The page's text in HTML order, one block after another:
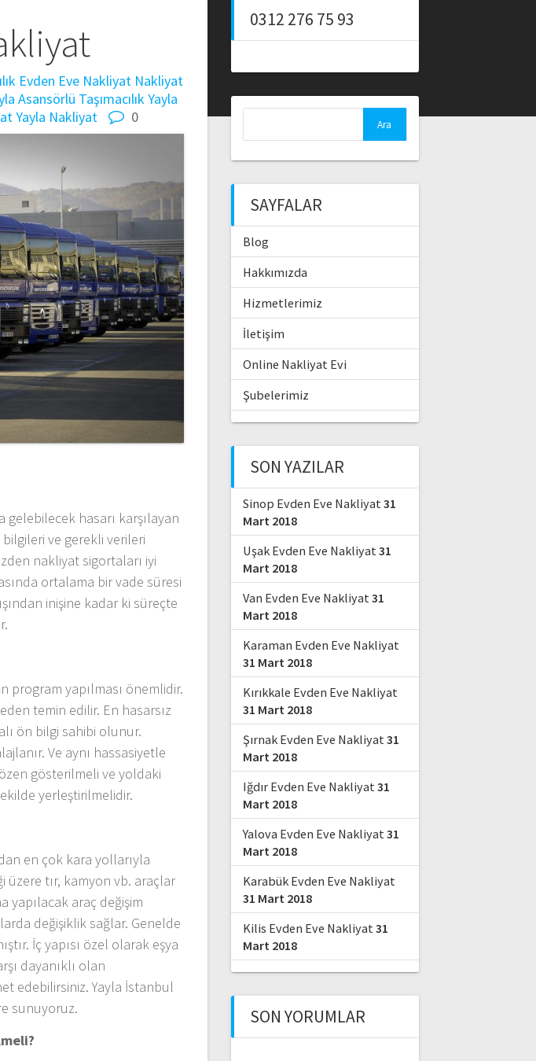
Evden Eve Nakliyat Nakliyat
Asansörlü TaşımacılıkYayla
Yayla Nakliyat 0
gelebilecek hasarı karşılayan
ve gerekli verileri
nakliyat sigortaları iyi
ortalama bir vade süresi
inişine kadar ki süreçte
program yapılması önemlidir.
temin edilir. En hasarsız
ön bilgi sahibi olunur.
Ve aynı hassasiyetle
gösterilmeli ve yoldaki
yerleştirilmelidir.
en çok kara yollarıyla
üzere tır, kamyon vb. araçlar
yapılacak araç değişim
değişiklik sağlar. Genelde
İç yapısı özel olarak eşya
dayanıklı olan
edebilirsiniz. Yayla İstanbul
sunuyoruz.
0312 276 75 93
SAYFALAR
Blog
Hakkımızda
Hizmetlerimiz
İletişim
Online Nakliyat Evi
Şubelerimiz
SON YAZILAR
Sinop Evden Eve Nakliyat31
Mart 2018
Uşak Evden Eve Nakliyat31
Mart 2018
Van Evden Eve Nakliyat31
Mart 2018
Karaman Evden Eve Nakliyat
31 Mart 2018
Kırıkkale Evden Eve Nakliyat
31 Mart 2018
Şırnak Evden Eve Nakliyat31
Mart 2018
Iğdır Evden Eve Nakliyat31
Mart 2018
Yalova Evden Eve Nakliyat31
Mart 2018
Karabük Evden Eve Nakliyat
31 Mart 2018
Kilis Evden Eve Nakliyat31
Mart 2018
SON YORUMLAR